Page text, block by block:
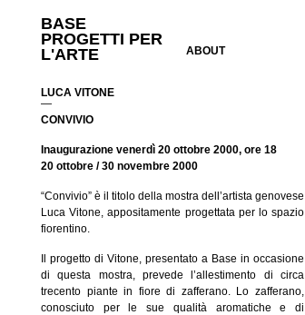
BASE
PROGETTI PER
L'ARTE
ABOUT
LUCA VITONE
—
CONVIVIO
Inaugurazione venerdì 20 ottobre 2000, ore 18
20 ottobre / 30 novembre 2000
“Convivio” è il titolo della mostra dell’artista genovese
Luca Vitone, appositamente progettata per lo spazio
fiorentino.
Il progetto di Vitone, presentato a Base in occasione
di questa mostra, prevede l’allestimento di circa
trecento piante in fiore di zafferano. Lo zafferano,
conosciuto per le sue qualità aromatiche e di